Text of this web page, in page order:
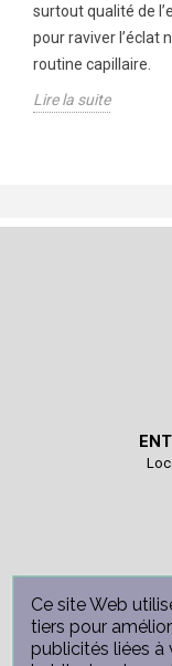
surtout qualité de
pour raviver l’éclat
routine capillaire.
Lire la suite
Ce site Web
tiers pour
publicités liées à